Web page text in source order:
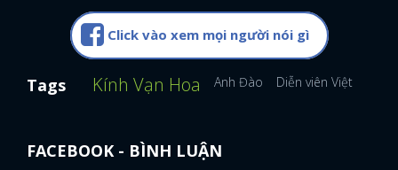
Click vào xem mọi người nói gì
Tags Kính Vạn Hoa Anh Đào Diễn viên Việt Nam
FACEBOOK - BÌNH LUẬN